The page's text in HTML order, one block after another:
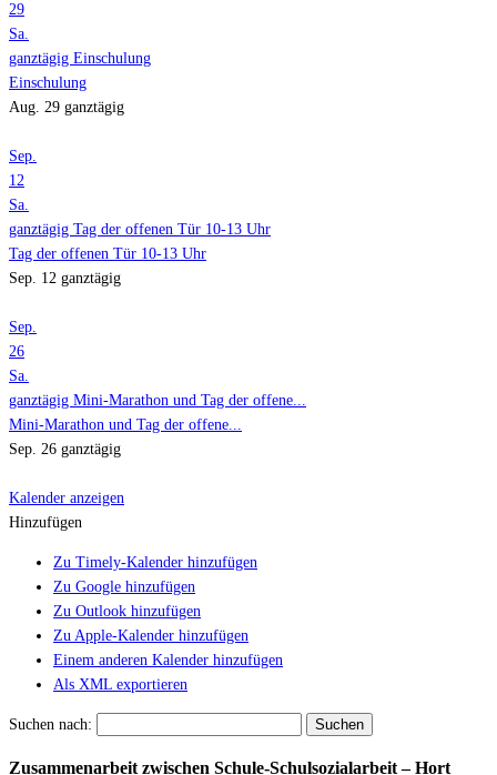
29
Sa.
ganztägig Einschulung
Einschulung
Aug. 29 ganztägig
Sep.
12
Sa.
ganztägig Tag der offenen Tür 10-13 Uhr
Tag der offenen Tür 10-13 Uhr
Sep. 12 ganztägig
Sep.
26
Sa.
ganztägig Mini-Marathon und Tag der offene...
Mini-Marathon und Tag der offene...
Sep. 26 ganztägig
Kalender anzeigen
Hinzufügen
Zu Timely-Kalender hinzufügen
Zu Google hinzufügen
Zu Outlook hinzufügen
Zu Apple-Kalender hinzufügen
Einem anderen Kalender hinzufügen
Als XML exportieren
Suchen nach:
Zusammenarbeit zwischen Schule-Schulsozialarbeit – Hort